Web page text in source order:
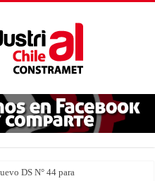
DS N° 44 para defender la vi